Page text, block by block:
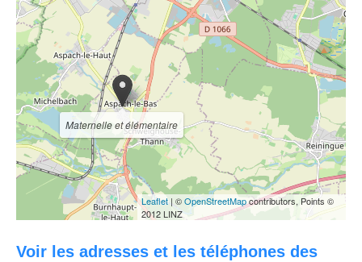
FLASCHAPUTZER
- CARNAVAL
CERNAY 2017
Ball trap cernay
FOSSE
Présentation
Ball Trap de
Cernay
Maternelle et élémentaire
Leaflet | ©OpenStreetMapcontributors, Points ©
2012 LINZ
Voir les adresses et les téléphones des